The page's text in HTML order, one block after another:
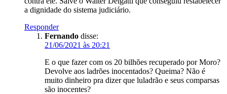
a dignidade do sistema judiciário.
Responder
Fernando disse:
21/06/2021 às 20:21
E o que fazer com os 20 bilhões recuperado por Moro?
Devolve aos ladrões inocentados? Queima? Não é
muito dinheiro pra dizer que luladrão e seus comparsas
são inocentes?